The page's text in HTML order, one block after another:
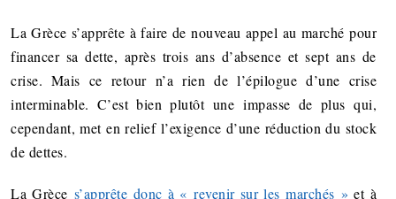
La Grèce s’apprête à faire de nouveau appel au marché pour
financer sa dette, après trois ans d’absence et sept ans de
crise. Mais ce retour n’a rien de l’épilogue d’une crise
interminable. C’est bien plutôt une impasse de plus qui,
cependant, met en relief l’exigence d’une réduction du stock
de dettes.
La Grèce s’apprête donc à « revenir sur les marchés » et à